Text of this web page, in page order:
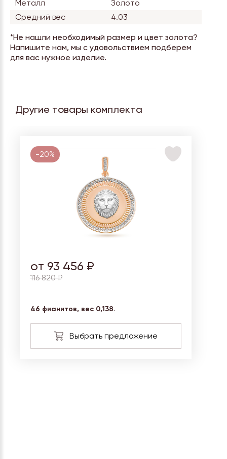
Металл
Золото
Средний вес
4.03
*Не нашли необходимый размер и цвет золота?
Напишите нам, мы с удовольствием подберем
для вас нужное изделие.
Другие товары комплекта
-20%
от 93 456 ₽
116 820 ₽
46 фианитов, вес 0,138.